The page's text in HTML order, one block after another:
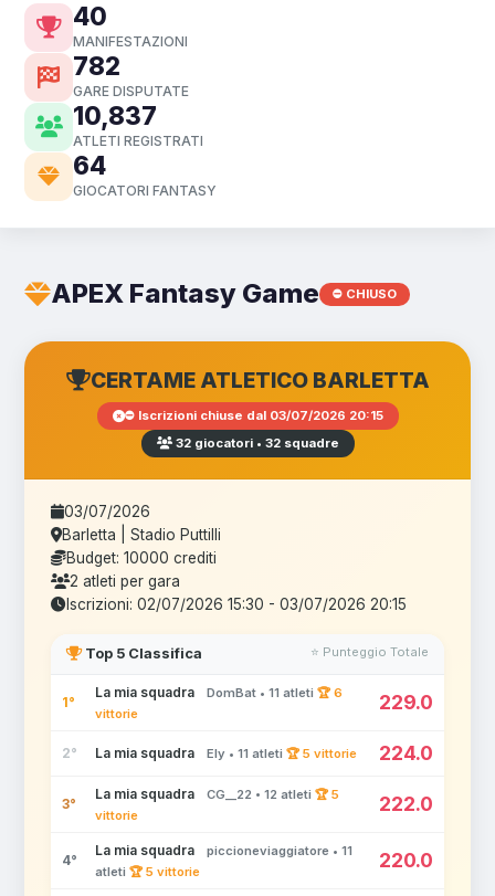
40
MANIFESTAZIONI
782
GARE DISPUTATE
10,837
ATLETI REGISTRATI
64
GIOCATORI FANTASY
APEX Fantasy Game ⛔ CHIUSO
CERTAME ATLETICO BARLETTA
⛔ Iscrizioni chiuse dal 03/07/2026 20:15
32 giocatori • 32 squadre
03/07/2026
Barletta | Stadio Puttilli
Budget: 10000 crediti
2 atleti per gara
Iscrizioni: 02/07/2026 15:30 - 03/07/2026 20:15
Top 5 Classifica ⭐ Punteggio Totale
1°
La mia squadra DomBat • 11 atleti🏆 6
vittorie
229.0
2° La mia squadra Ely • 11 atleti🏆 5 vittorie 224.0
3°
La mia squadra CG__22 • 12 atleti🏆 5
vittorie
222.0
4°
La mia squadra
piccioneviaggiatore • 11
atleti🏆 5 vittorie 220.0